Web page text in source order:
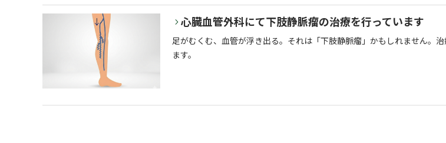
心臓血管外科にて下肢静脈瘤の治療を行っています
足がむくむ、血管が浮き出る。それは「下肢静脈瘤」かもしれません。
ます。